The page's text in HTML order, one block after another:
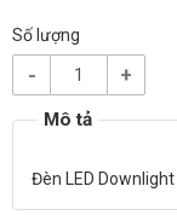
Số lượng
- +